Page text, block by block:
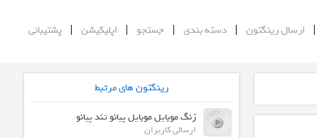
| ارسال رینگتون |دسته بندی | جستجو | اپلیکیشن |پشتیبانی
رینگتون های مرتبط
زنگ موبایل موبایل پیانو تند پیانو
ارسالی کاربران